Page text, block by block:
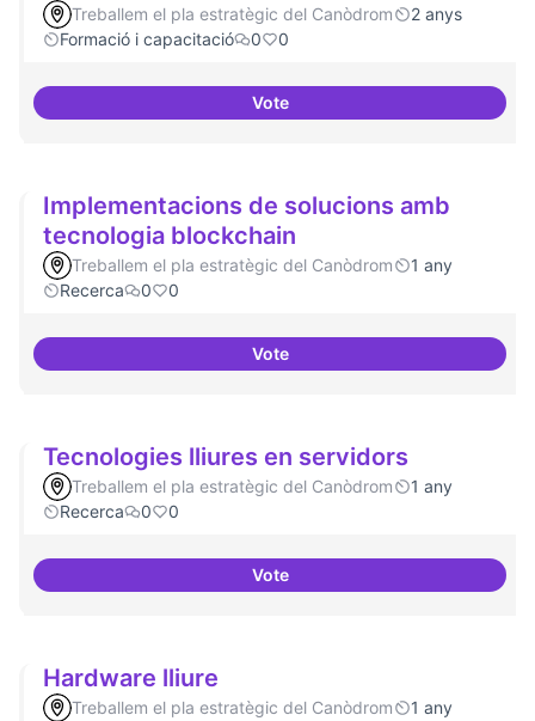
Treballem el pla estratègic del Canòdrom
2 anys
Formació i capacitació
0 0
VoteTenir un programa formatiu a
Implementacions de solucions amb
tecnologia blockchain
Treballem el pla estratègic del Canòdrom
1 any
Recerca
0 0
VoteImplementacions de solucions
Tecnologies lliures en servidors
Treballem el pla estratègic del Canòdrom
1 any
Recerca
0 0
VoteTecnologies lliures en servidors
Hardware lliure
Treballem el pla estratègic del Canòdrom
1 any